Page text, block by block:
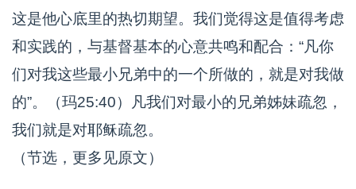
这是他心底里的热切期望。我们觉得这是值得考虑
和实践的，与基督基本的心意共鸣和配合：“凡你
们对我这些最小兄弟中的一个所做的，就是对我做
的”。（玛25:40）凡我们对最小的兄弟姊妹疏忽，
我们就是对耶稣疏忽。
（节选，更多见原文）